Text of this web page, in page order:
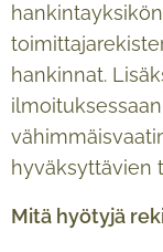
hankinnat.
hyväksyttävien
Mitä hyötyjä